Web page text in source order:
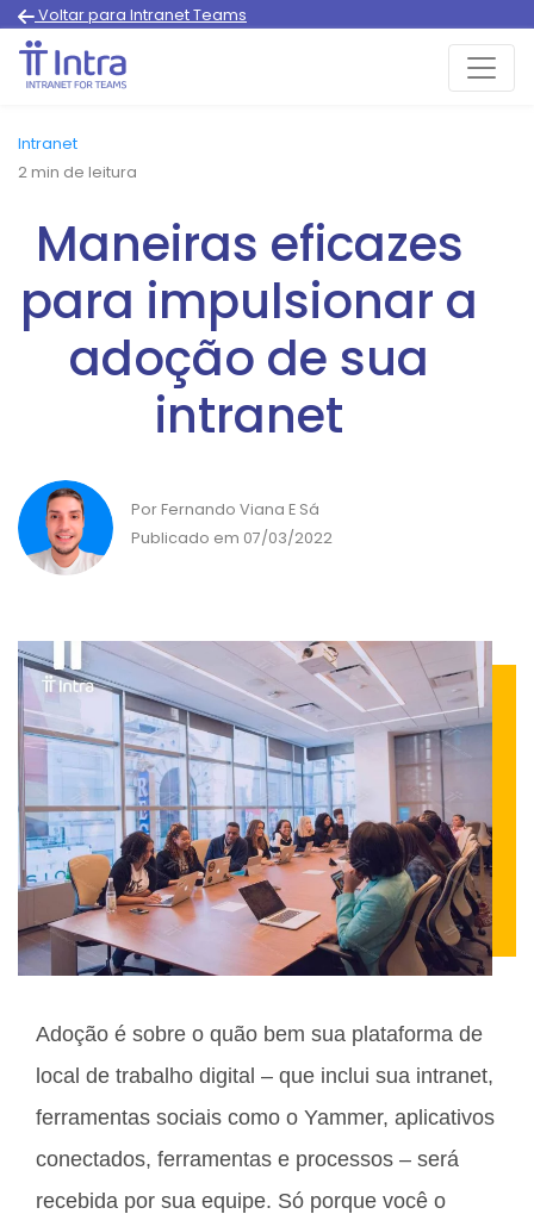
Voltar para Intranet Teams
Intranet
2min de leitura
Maneiras eficazes
para impulsionar a
adoção de sua
intranet
Por Fernando Viana E Sá
Publicado em 07/03/2022
Adoção é sobre o quão bem sua plataforma de
local de trabalho digital – que inclui sua intranet,
ferramentas sociais como o Yammer, aplicativos
conectados, ferramentas e processos – será
recebida por sua equipe. Só porque você o